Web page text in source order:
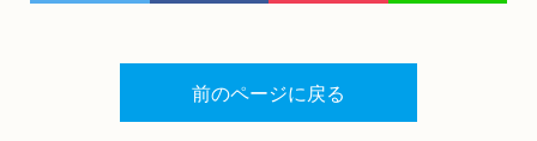
前のページに戻る